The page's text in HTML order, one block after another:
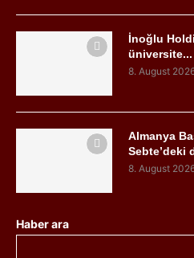
İnoğlu
üniversite...
8. August
Almanya
Sebte’deki
8. August
Haber ara